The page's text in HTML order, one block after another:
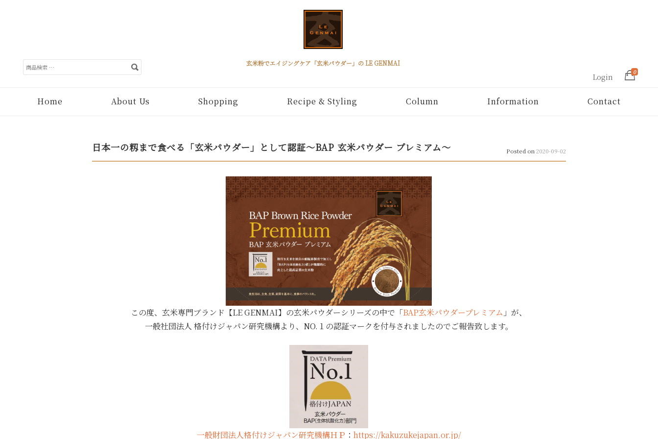
検
索
玄米粉でエイジングケア「玄米パウダー」の LE GENMAI
Login
0
Home About Us Shopping Recipe & Styling Column Information Contact
日本一の籾まで食べる「玄米パウダー」として認証～BAP 玄米パウダー プレミアム～ Posted on 2020-09-02
この度、玄米専門ブランド【LE GENMAI】の玄米パウダーシリーズの中で「BAP玄米パウダープレミアム 」が、
一般社団法人 格付けジャパン研究機構より、NO.１の認証マークを付与されましたのでご報告致します。
一般財団法人格付けジャパン研究機構ＨＰ ： https://kakuzukejapan.or.jp/